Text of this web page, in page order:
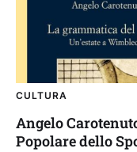
CULTURA
Angelo
Popolare dello